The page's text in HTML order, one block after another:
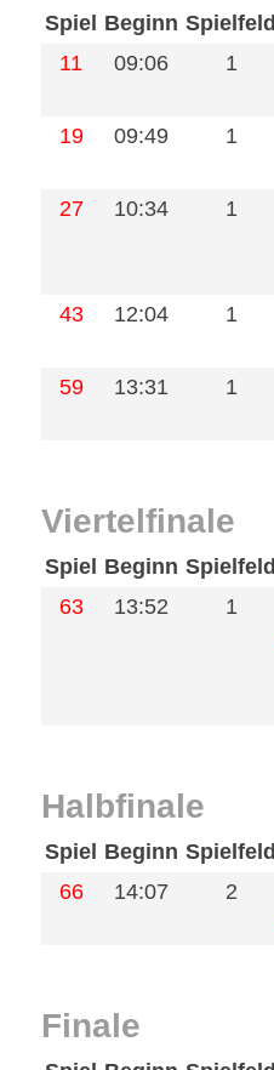
Spiel Beginn Spielfeld
11
09:06 1
19
09:49 1
27
10:34 1
43 12:04 1
59
13:31 1
Viertelfinale
Spiel Beginn Spielfeld
63
13:52 1
Halbfinale
Spiel Beginn Spielfeld
66
14:07 2
Finale